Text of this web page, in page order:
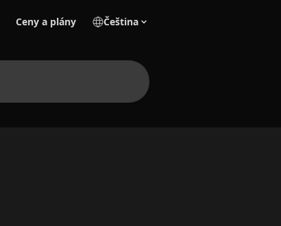
Ceny a plány Čeština